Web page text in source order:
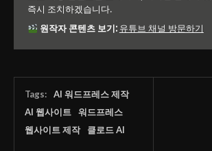
즉시 조치하겠습니다.
원작자 콘텐츠 보기: 유튜브 채널 방문하기
Tags:
AI 워드프레스 제작
AI 웹사이트
워드프레스
웹사이트 제작
클로드 AI